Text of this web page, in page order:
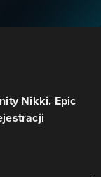
Nikki. Epic